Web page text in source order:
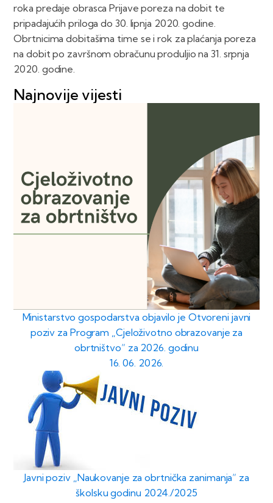
roka predaje obrasca Prijave poreza na dobit te
pripadajućih priloga do 30. lipnja 2020. godine.
Obrtnicima dobitašima time se i rok za plaćanja poreza
na dobit po završnom obračunu produljio na 31. srpnja
2020. godine.
Najnovije vijesti
Ministarstvo gospodarstva objavilo je Otvoreni javni
poziv za Program „Cjeloživotno obrazovanje za
obrtništvo“ za 2026. godinu
16. 06. 2026.
Javni poziv „Naukovanje za obrtnička zanimanja“ za
školsku godinu 2024./2025